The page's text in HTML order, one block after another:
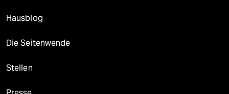
Hausblog
Die Seitenwende
Stellen